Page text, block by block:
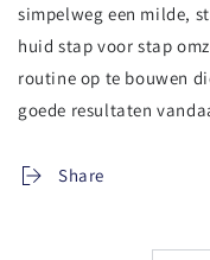
simpelweg een milde,
huid stap voor stap
routine op te bouwen
goede resultaten
Share